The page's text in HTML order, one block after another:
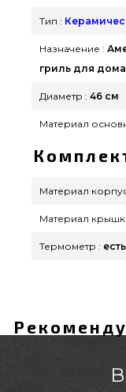
Тип :
Назначение :
гриль для
Диаметр : 46 см
Материал
Материал
Материал
Термометр :